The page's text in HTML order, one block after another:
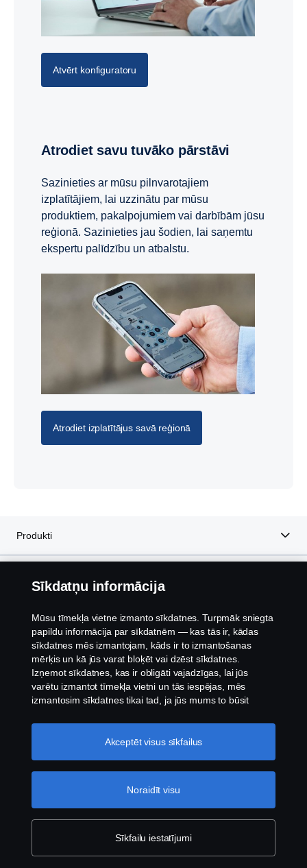
Atvērt konfiguratoru
Atrodiet savu tuvāko pārstāvi
Sazinieties ar mūsu pilnvarotajiem
izplatītājiem, lai uzzinātu par mūsu
produktiem, pakalpojumiem vai darbībām jūsu
reģionā. Sazinieties jau šodien, lai saņemtu
ekspertu palīdzību un atbalstu.
Atrodiet izplatītājus savā reģionā
Produkti
Par Scania
Sīkdatņu informācija
Mūsu tīmekļa vietne izmanto sīkdatnes. Turpmāk sniegta
papildu informācija par sīkdatnēm — kas tās ir, kādas
sīkdatnes mēs izmantojam, kāds ir to izmantošanas
mērķis un kā jūs varat bloķēt vai dzēst sīkdatnes.
Izņemot sīkdatnes, kas ir obligāti vajadzīgas, lai jūs
varētu izmantot tīmekļa vietni un tās iespējas, mēs
izmantosim sīkdatnes tikai tad, ja jūs mums to būsit
Sīkfailu iestatījumi
Noraidīt visu
Akceptēt visus sīkfailus